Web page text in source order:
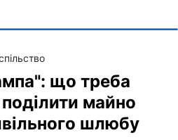
що треба
майно
шлюбу